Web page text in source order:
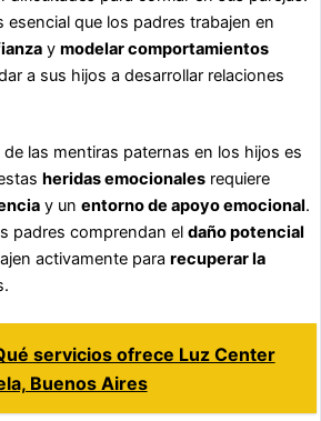
esencial que los padres trabajen en
y modelar comportamientos
a sus hijos a desarrollar relaciones
de las mentiras paternas en los hijos es
heridas emocionales requiere
y un entorno de apoyo emocional.
padres comprendan el daño potencial
activamente para recuperar la
servicios ofrece Luz Center
Buenos Aires